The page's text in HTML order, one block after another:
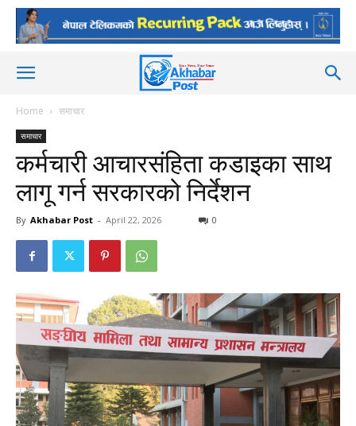
Home समाचार
समाचार
कर्मचारी आचारसंहिता कडाइका साथ
लागू गर्न सरकारको निर्देशन
By Akhabar Post - April 22, 2026 0